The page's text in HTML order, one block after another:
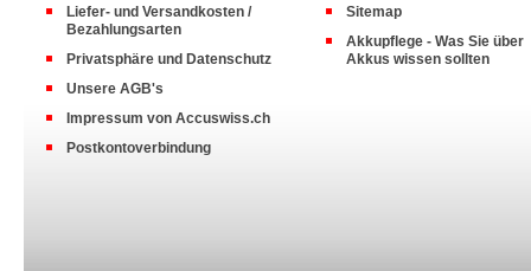
Liefer- und Versandkosten /
Bezahlungsarten
Privatsphäre und Datenschutz
Unsere AGB's
Impressum von Accuswiss.ch
Postkontoverbindung
Sitemap
Akkupflege - Was Sie über
Akkus wissen sollten